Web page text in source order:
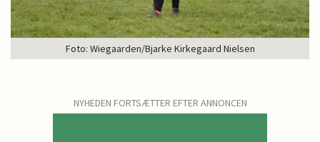
Foto: Wiegaarden/Bjarke Kirkegaard Nielsen
NYHEDEN FORTSÆTTER EFTER ANNONCEN